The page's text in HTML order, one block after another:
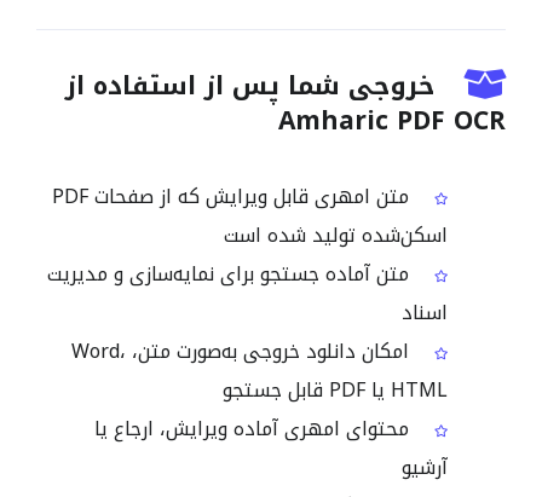
خروجی شما پس از استفاده از
Amharic PDF OCR
متن امهری قابل ویرایش که از صفحات PDF
اسکن‌شده تولید شده است
متن آماده جستجو برای نمایه‌سازی و مدیریت
اسناد
امکان دانلود خروجی به‌صورت متن، Word،
HTML یا PDF قابل جستجو
محتوای امهری آماده ویرایش، ارجاع یا
آرشیو